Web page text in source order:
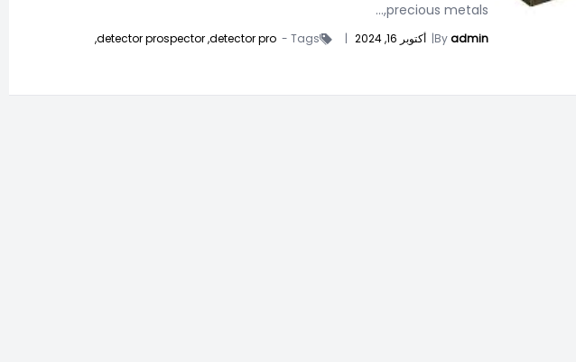
precious metals,...
Byadmin
| أكتوبر 16, 2024 |
Tags -
detector pro,
detector prospector,